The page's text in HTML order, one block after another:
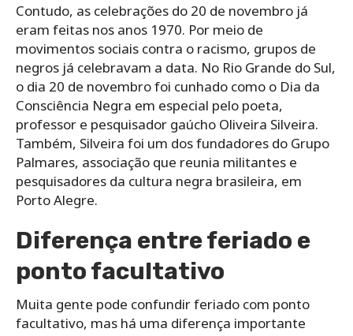
Contudo, as celebrações do 20 de novembro já
eram feitas nos anos 1970. Por meio de
movimentos sociais contra o racismo, grupos de
negros já celebravam a data. No Rio Grande do Sul,
o dia 20 de novembro foi cunhado como o Dia da
Consciência Negra em especial pelo poeta,
professor e pesquisador gaúcho Oliveira Silveira.
Também, Silveira foi um dos fundadores do Grupo
Palmares, associação que reunia militantes e
pesquisadores da cultura negra brasileira, em
Porto Alegre.
Diferença entre feriado e
ponto facultativo
Muita gente pode confundir feriado com ponto
facultativo, mas há uma diferença importante